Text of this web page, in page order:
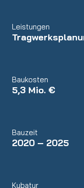
Leistungen
Baukosten
5,3 Mio. €
Bauzeit
2020 – 2025
Kubatur